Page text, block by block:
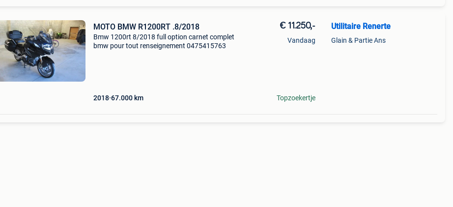
MOTO BMW R1200RT .8/2018
Bmw 1200rt 8/2018 full option carnet complet
bmw pour tout renseignement 0475415763
2018 67.000 km
€ 11.250,-
Vandaag
Topzoekertje
Utilitaire Renerte
Glain & Partie Ans